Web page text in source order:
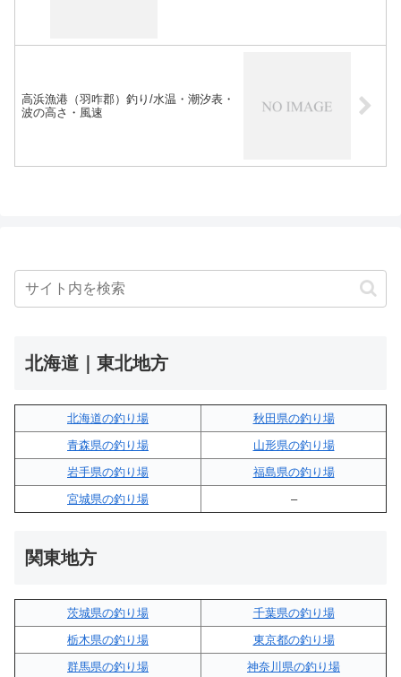
高浜漁港（羽咋郡）釣り/水温・潮汐表・
波の高さ・風速
北海道｜東北地方
北海道の釣り場
秋田県の釣り場
青森県の釣り場
山形県の釣り場
岩手県の釣り場
福島県の釣り場
宮城県の釣り場
–
関東地方
茨城県の釣り場
千葉県の釣り場
栃木県の釣り場
東京都の釣り場
群馬県の釣り場
神奈川県の釣り場